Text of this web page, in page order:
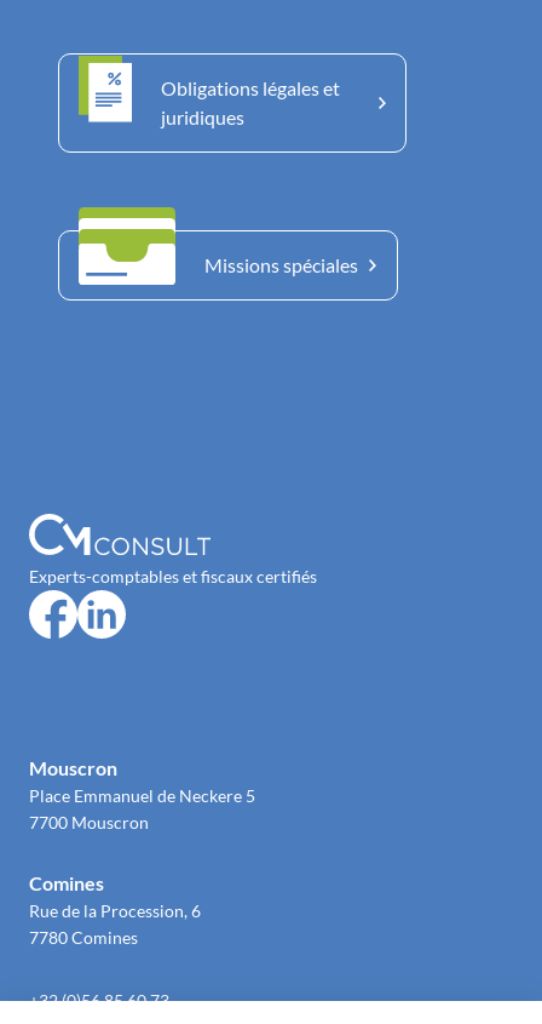
Obligations légales et
juridiques
Missions spéciales
Experts-comptables et fiscaux certifiés
Mouscron
Place Emmanuel de Neckere 5
7700 Mouscron
Comines
Rue de la Procession, 6
7780 Comines
+32 (0)56 85 60 73